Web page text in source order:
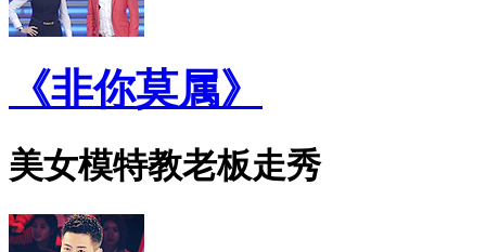
《非你莫属》
美女模特教老板走秀